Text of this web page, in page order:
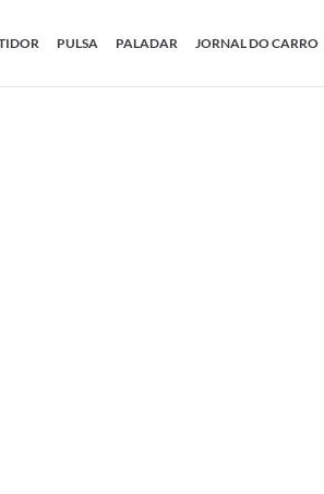
PULSA PALADAR JORNAL DO CARRO